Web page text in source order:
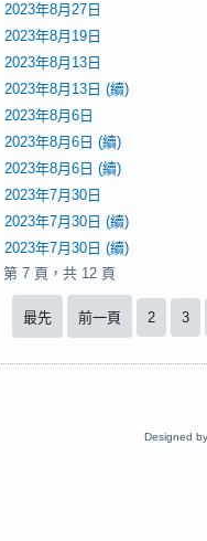
2023年8月27日
2023年8月19日
2023年8月13日
2023年8月13日 (續)
2023年8月6日
2023年8月6日 (續)
2023年8月6日 (續)
2023年7月30日
2023年7月30日 (續)
2023年7月30日 (續)
第 7 頁，共 12 頁
最先 前一頁 2 3
Designed